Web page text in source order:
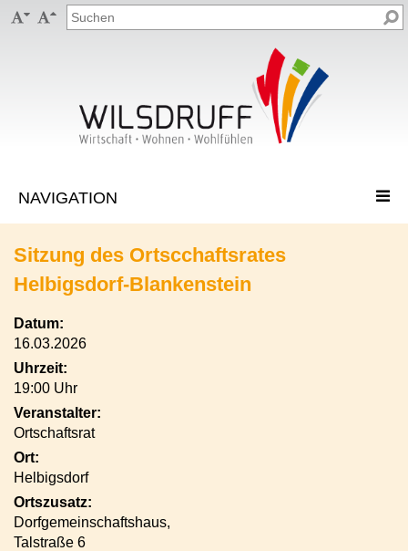
 
Sitzung des Ortscchaftsrates
Helbigsdorf-Blankenstein
Datum:
16.03.2026
Uhrzeit:
19:00 Uhr
Veranstalter:
Ortschaftsrat
Ort:
Helbigsdorf
Ortszusatz:
Dorfgemeinschaftshaus,
Talstraße 6